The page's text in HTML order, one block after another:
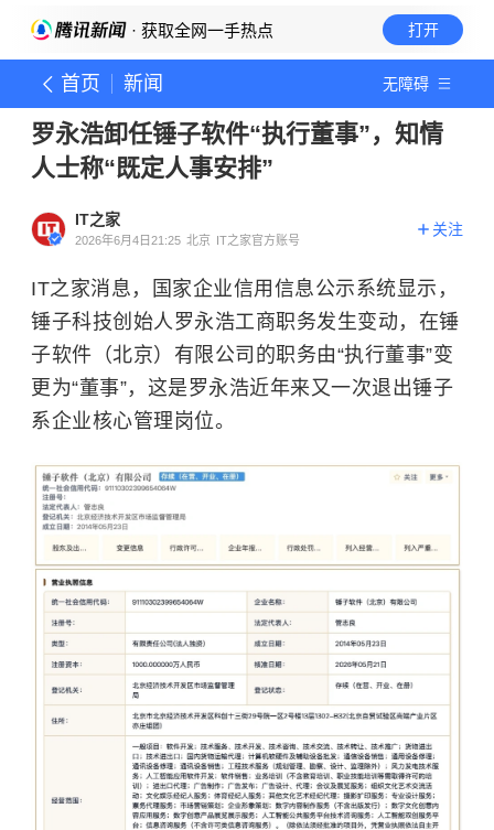
· 获取全网一手热点 打开
首页 新闻 无障碍
罗永浩卸任锤子软件“执行董事”，知情
人士称“既定人事安排”
IT之家
2026年6月4日21:25 北京 IT之家官方账号
关注
IT之家消息，国家企业信用信息公示系统显示，
锤子科技创始人罗永浩工商职务发生变动，在锤
子软件（北京）有限公司的职务由“执行董事”变
更为“董事”，这是罗永浩近年来又一次退出锤子
系企业核心管理岗位。